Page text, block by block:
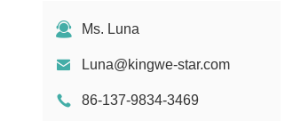
Ms. Luna
Luna@kingwe-star.com
86-137-9834-3469